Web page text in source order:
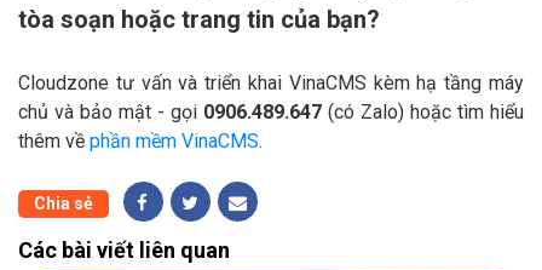
tòa soạn hoặc trang tin của bạn?
Cloudzone tư vấn và triển khai VinaCMS kèm hạ tầng máy
chủ và bảo mật - gọi 0906.489.647 (có Zalo) hoặc tìm hiểu
thêm về phần mềm VinaCMS.
Chia sẻ
Các bài viết liên quan